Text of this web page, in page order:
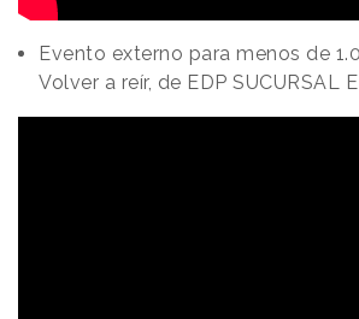
Evento externo para menos de
Volver a reír, de EDP SUCURSAL